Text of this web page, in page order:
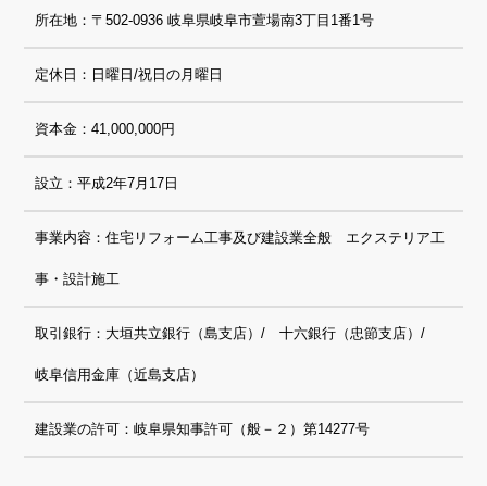
所在地：〒502-0936 岐阜県岐阜市萱場南3丁目1番1号
定休日：日曜日/祝日の月曜日
資本金：41,000,000円
設立：平成2年7月17日
事業内容：住宅リフォーム工事及び建設業全般 エクステリア工
事・設計施工
取引銀行：大垣共立銀行（島支店）/ 十六銀行（忠節支店）/
岐阜信用金庫（近島支店）
建設業の許可：岐阜県知事許可（般－２）第14277号